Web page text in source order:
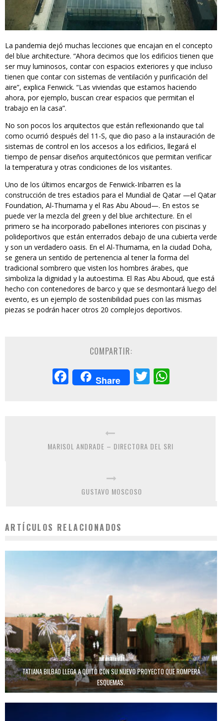
La pandemia dejó muchas lecciones que encajan en el concepto
del blue architecture. “Ahora decimos que los edificios tienen que
ser muy luminosos, contar con espacios exteriores y que incluso
tienen que contar con sistemas de ventilación y purificación del
aire”, explica Fenwick. “Las viviendas que estamos haciendo
ahora, por ejemplo, buscan crear espacios que permitan el
trabajo en la casa”.
No son pocos los arquitectos que están reflexionando que tal
como ocurrió después del 11-S, que dio paso a la instauración de
sistemas de control en los accesos a los edificios, llegará el
tiempo de pensar diseños arquitectónicos que permitan verificar
la temperatura y otras condiciones de los visitantes.
Uno de los últimos encargos de Fenwick-Iribarren es la
construcción de tres estadios para el Mundial de Qatar —el Qatar
Foundation, Al-Thumama y el Ras Abu Aboud—. En estos se
puede ver la mezcla del green y del blue architecture. En el
primero se ha incorporado pabellones interiores con piscinas y
polideportivos que están enterrados debajo de una cubierta verde
y son un verdadero oasis. En el Al-Thumama, en la ciudad Doha,
se genera un sentido de pertenencia al tener la forma del
tradicional sombrero que visten los hombres árabes, que
simboliza la dignidad y la autoestima. El Ras Abu Aboud, que está
hecho con contenedores de barco y que se desmontará luego del
evento, es un ejemplo de sostenibilidad pues con las mismas
piezas se podrán hacer otros 20 complejos deportivos.
COMPARTIR:
Facebook
Share Twitter
MARISOL ANDRADE – DIRECTORA DEL SRI
GUSTAVO MOSCOSO
ARTÍCULOS RELACIONADOS
TATIANA BILBAO LLEGA A QUITO CON SU NUEVO PROYECTO QUE ROMPERÁ
ESQUEMAS.